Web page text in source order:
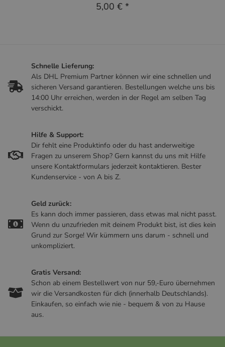
5,00 € *
Schnelle Lieferung:
Als DHL Premium Partner können wir eine schnellen und
sicheren Versand garantieren. Bestellungen welche uns bis
14:00 Uhr erreichen, werden in der Regel am selben Tag
verschickt.
Hilfe & Support:
Dir fehlt eine Produktinfo oder du hast anderweitige
Fragen zu unserem Shop? Gern kannst du uns mit Hilfe
unsere Kontaktformulars jederzeit kontaktieren. Bester
Kundenservice - von A bis Z.
Geld zurück:
Es kann doch immer passieren, dass etwas mal nicht passt.
Wenn du unzufrieden mit deinem Produkt bist, ist dies kein
Grund zur Sorge! Wir kümmern uns darum - schnell und
unkompliziert.
Gratis Versand:
Schon ab einem Bestellwert von nur 59,-Euro übernehmen
wir die Versandkosten für dich (innerhalb Deutschlands).
Einkaufen, so einfach wie nie - bequem & von zu Hause
aus.